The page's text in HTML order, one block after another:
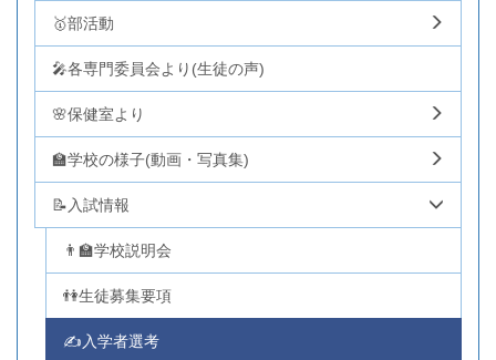
🥇部活動
🎤各専門委員会より(生徒の声)
🌸保健室より
🏫学校の様子(動画・写真集)
📝入試情報
👨‍🏫学校説明会
👫生徒募集要項
✍入学者選考